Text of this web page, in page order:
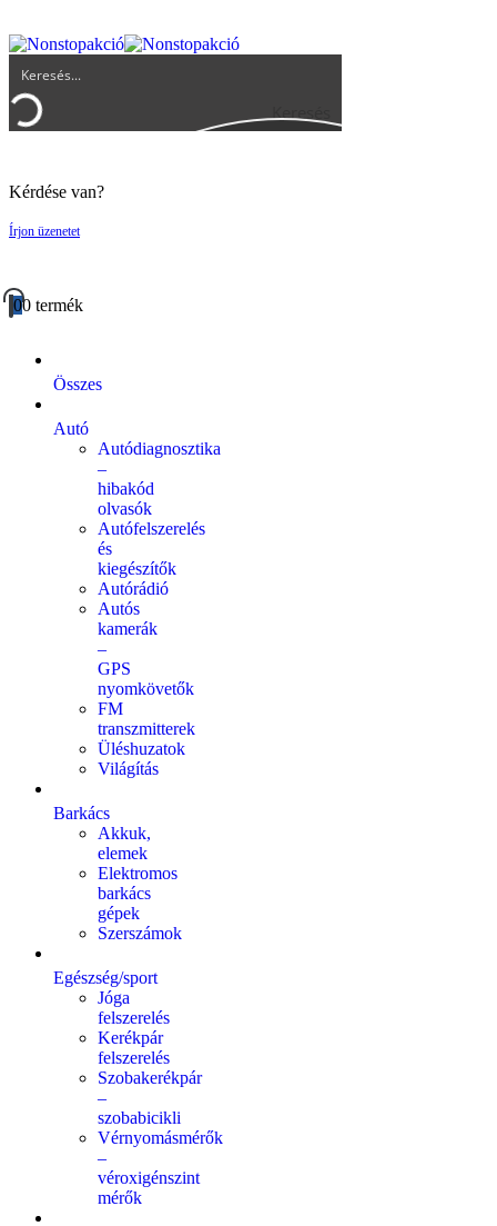
Keresés
Kérdése van?
Írjon üzenetet
00 termék
Összes
Autó
Autódiagnosztika
–
hibakód
olvasók
Autófelszerelés
és
kiegészítők
Autórádió
Autós
kamerák
–
GPS
nyomkövetők
FM
transzmitterek
Üléshuzatok
Világítás
Barkács
Akkuk,
elemek
Elektromos
barkács
gépek
Szerszámok
Egészség/sport
Jóga
felszerelés
Kerékpár
felszerelés
Szobakerékpár
–
szobabicikli
Vérnyomásmérők
–
véroxigénszint
mérők